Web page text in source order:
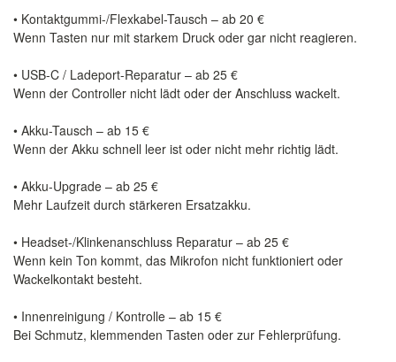
• Kontaktgummi-/Flexkabel-Tausch – ab 20 €
Wenn Tasten nur mit starkem Druck oder gar nicht reagieren.
• USB-C / Ladeport-Reparatur – ab 25 €
Wenn der Controller nicht lädt oder der Anschluss wackelt.
• Akku-Tausch – ab 15 €
Wenn der Akku schnell leer ist oder nicht mehr richtig lädt.
• Akku-Upgrade – ab 25 €
Mehr Laufzeit durch stärkeren Ersatzakku.
• Headset-/Klinkenanschluss Reparatur – ab 25 €
Wenn kein Ton kommt, das Mikrofon nicht funktioniert oder
Wackelkontakt besteht.
• Innenreinigung / Kontrolle – ab 15 €
Bei Schmutz, klemmenden Tasten oder zur Fehlerprüfung.